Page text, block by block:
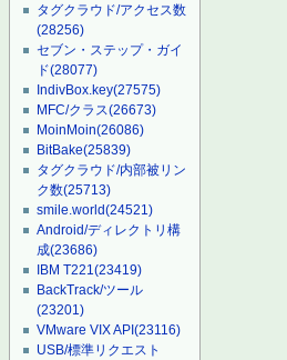
タグクラウド/アクセス数
(28256)
セブン・ステップ・ガイ
ド(28077)
IndivBox.key(27575)
MFC/クラス(26673)
MoinMoin(26086)
BitBake(25839)
タグクラウド/内部被リン
ク数(25713)
smile.world(24521)
Android/ディレクトリ構
成(23686)
IBM T221(23419)
BackTrack/ツール
(23201)
VMware VIX API(23116)
USB/標準リクエスト